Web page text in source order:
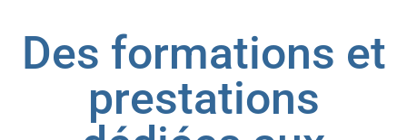
Des formations et
prestations